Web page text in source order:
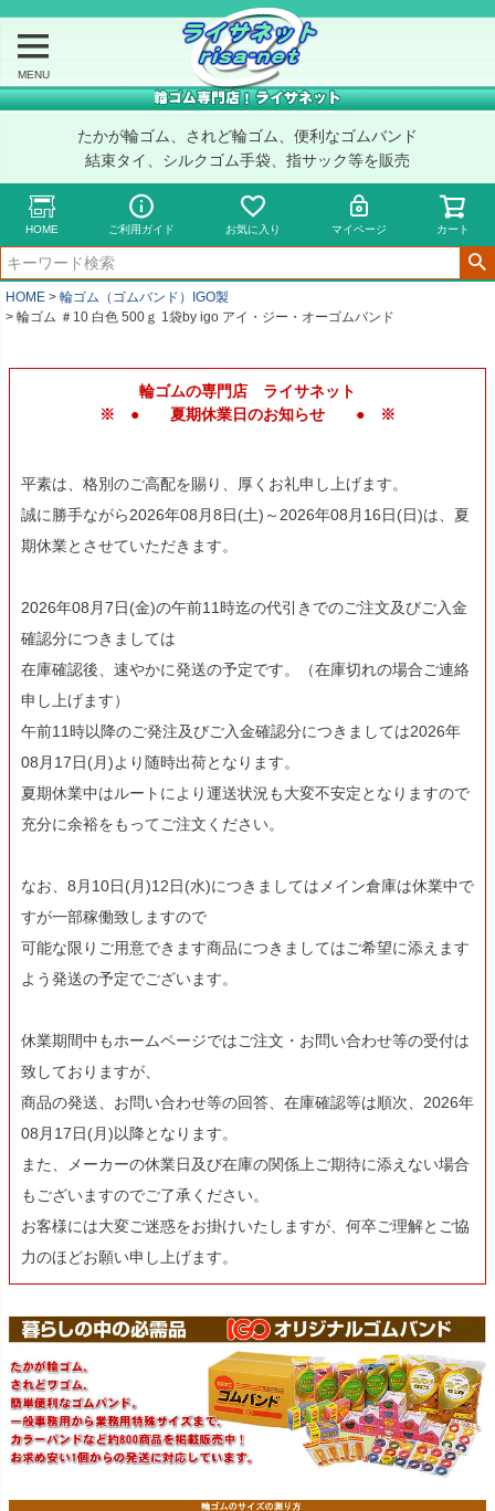
MENU
たかが輪ゴム、されど輪ゴム、便利なゴムバンド
結束タイ、シルクゴム手袋、指サック等を販売
HOME ご利用ガイド お気に入り マイページ カート
HOME
輪ゴム（ゴムバンド）IGO製
輪ゴム ＃10 白色 500ｇ 1袋by igo アイ・ジー・オーゴムバンド
輪ゴムの専門店 ライサネット
※ ● 夏期休業日のお知らせ ● ※
平素は、格別のご高配を賜り、厚くお礼申し上げます。
誠に勝手ながら2026年08月8日(土)～2026年08月16日(日)は、夏
期休業とさせていただきます。
2026年08月7日(金)の午前11時迄の代引きでのご注文及びご入金
確認分につきましては
在庫確認後、速やかに発送の予定です。（在庫切れの場合ご連絡
申し上げます）
午前11時以降のご発注及びご入金確認分につきましては2026年
08月17日(月)より随時出荷となります。
夏期休業中はルートにより運送状況も大変不安定となりますので
充分に余裕をもってご注文ください。
なお、8月10日(月)12日(水)につきましてはメイン倉庫は休業中で
すが一部稼働致しますので
可能な限りご用意できます商品につきましてはご希望に添えます
よう発送の予定でございます。
休業期間中もホームページではご注文・お問い合わせ等の受付は
致しておりますが、
商品の発送、お問い合わせ等の回答、在庫確認等は順次、2026年
08月17日(月)以降となります。
また、メーカーの休業日及び在庫の関係上ご期待に添えない場合
もございますのでご了承ください。
お客様には大変ご迷惑をお掛けいたしますが、何卒ご理解とご協
力のほどお願い申し上げます。